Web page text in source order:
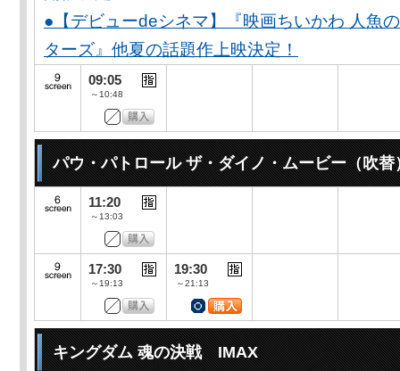
●【デビューdeシネマ】『映画ちいかわ 人魚
ターズ』他夏の話題作上映決定！
09:05
～10:48
パウ・パトロール ザ・ダイノ・ムービー（吹替
11:20
～13:03
17:30
～19:13
19:30
～21:13
キングダム 魂の決戦 IMAX